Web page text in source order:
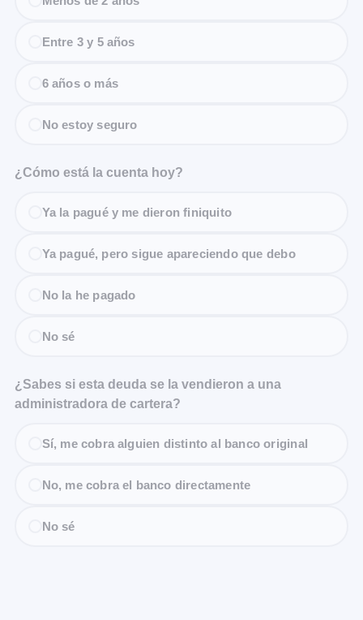
Entre 3 y 5 años
6 años o más
No estoy seguro
¿Cómo está la cuenta hoy?
Ya la pagué y me dieron finiquito
Ya pagué, pero sigue apareciendo que debo
No la he pagado
No sé
¿Sabes si esta deuda se la vendieron a una
administradora de cartera?
Sí, me cobra alguien distinto al banco original
No, me cobra el banco directamente
No sé